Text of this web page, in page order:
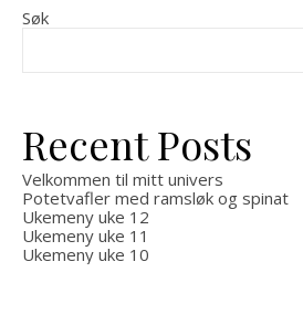
Søk
Recent Posts
Velkommen til mitt univers
Potetvafler med ramsløk og spinat
Ukemeny uke 12
Ukemeny uke 11
Ukemeny uke 10